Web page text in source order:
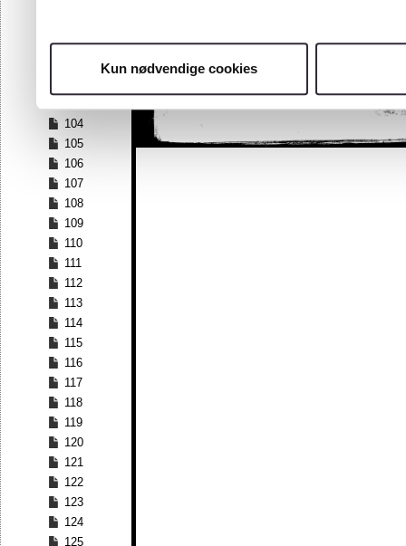
Kun nødvendige cookies
100
104
105
106
107
108
109
110
111
112
113
114
115
116
117
118
119
120
121
122
123
124
125